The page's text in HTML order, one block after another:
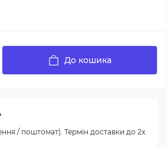
До кошика
/ поштомат). Термін доставки до 2х